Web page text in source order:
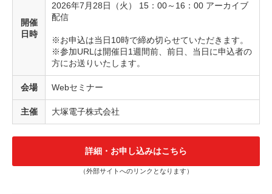
開催
日時
2026年7月28日（火） 15：00～16：00 アーカイブ
配信
※お申込は当日10時で締め切らせていただきます。
※参加URLは開催日1週間前、前日、当日に申込者の
方にお送りいたします。
会場 Webセミナー
主催 大塚電子株式会社
詳細・お申し込みはこちら
（外部サイトへのリンクとなります）